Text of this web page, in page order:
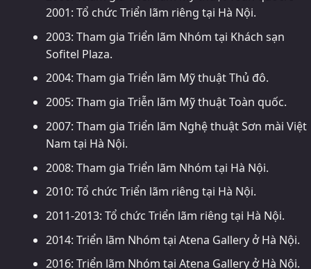
2001: Tổ chức Triển lãm riêng tại Hà Nội.
2003: Tham gia Triển lãm Nhóm tại Khách sạn
Sofitel Plaza.
2004: Tham gia Triển lãm Mỹ thuật Thủ đô.
2005: Tham gia Triễn lãm Mỹ thuật Toàn quốc.
2007: Tham gia Triển lãm Nghệ thuật Sơn mài Việt
Nam tại Hà Nội.
2008: Tham gia Triển lãm Nhóm tại Hà Nội.
2010: Tổ chức Triển lãm riêng tại Hà Nội.
2011-2013: Tổ chức Triển lãm riêng tại Hà Nội.
2014: Triển lãm Nhóm tại Atena Gallery ở Hà Nội.
2016: Triển lãm Nhóm tại Atena Gallery ở Hà Nội.